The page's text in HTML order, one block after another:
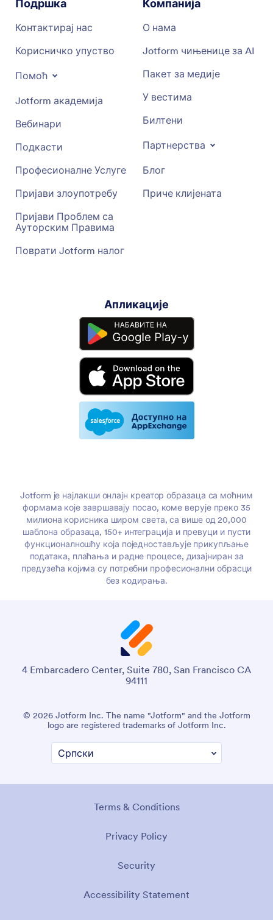
Подршка
Контактирај нас
Корисничко упуство
Помоћ
Jotform академија
Вебинари
Подкасти
Професионалне Услуге
Пријави злоупотребу
Пријави Проблем са
Ауторским Правима
Поврати Jotform налог
Компанија
О нама
Jotform чињенице за AI
Пакет за медије
У вестима
Билтени
Партнерства
Блог
Приче клијената
Апликације
Jotform је најлакши онлајн креатор образаца са моћним
формама које завршавају посао, коме верује преко 35
милиона корисника широм света, са више од 20,000
шаблона образаца, 150+ интеграција и превуци и пусти
функционалношћу која поједностављује прикупљање
података, плаћања и радне процесе, дизајниран за
предузећа којима су потребни професионални обрасци
без кодирања.
4 Embarcadero Center, Suite 780, San Francisco CA
94111
© 2026 Jotform Inc. The name "Jotform" and the Jotform
logo are registered trademarks of Jotform Inc.
Terms & Conditions
Privacy Policy
Security
Accessibility Statement